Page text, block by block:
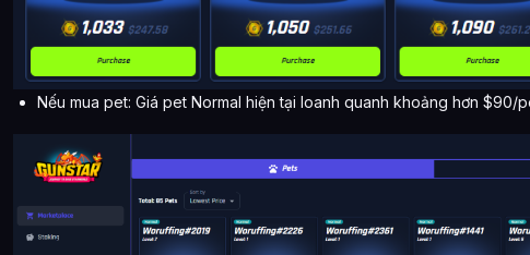
Nếu mua pet: Giá pet Normal hiện tại loanh quanh khoảng hơn $90/